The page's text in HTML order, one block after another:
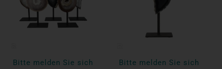
Bitte melden Sie sich Bitte melden Sie sich